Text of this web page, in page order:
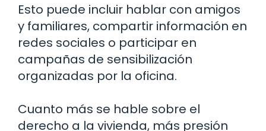
Esto puede incluir hablar con amigos
y familiares, compartir información en
redes sociales o participar en
campañas de sensibilización
organizadas por la oficina.
Cuanto más se hable sobre el
derecho a la vivienda, más presión